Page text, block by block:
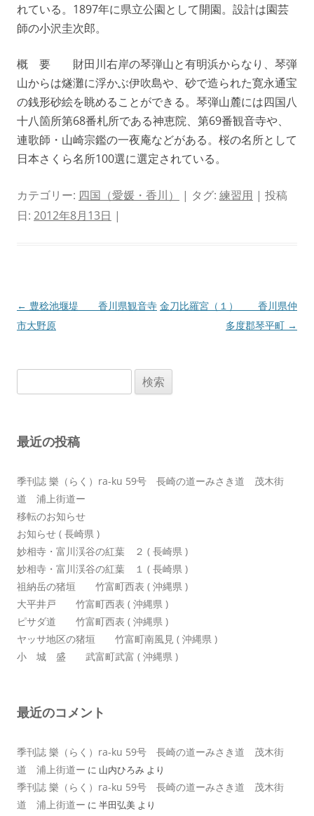
れている。1897年に県立公園として開園。設計は園芸
師の小沢圭次郎。
概 要 財田川右岸の琴弾山と有明浜からなり、琴弾
山からは燧灘に浮かぶ伊吹島や、砂で造られた寛永通宝
の銭形砂絵を眺めることができる。琴弾山麓には四国八
十八箇所第68番札所である神恵院、第69番観音寺や、
連歌師・山崎宗鑑の一夜庵などがある。桜の名所として
日本さくら名所100選に選定されている。
カテゴリー: 四国（愛媛・香川） | タグ: 練習用 | 投稿
日: 2012年8月13日 |
投
稿
ョ
← 豊稔池堰堤 香川県観音寺
市大野原
金刀比羅宮（１） 香川県仲
多度郡琴平町 →
索:
最近の投稿
季刊誌 樂（らく）ra-ku 59号 長崎の道ーみさき道 茂木街
道 浦上街道ー
移転のお知らせ
お知らせ ( 長崎県 )
妙相寺・富川渓谷の紅葉 ２ ( 長崎県 )
妙相寺・富川渓谷の紅葉 １ ( 長崎県 )
祖納岳の猪垣 竹富町西表 ( 沖縄県 )
大平井戸 竹富町西表 ( 沖縄県 )
ピサダ道 竹富町西表 ( 沖縄県 )
ヤッサ地区の猪垣 竹富町南風見 ( 沖縄県 )
小 城 盛 武富町武富 ( 沖縄県 )
最近のコメント
季刊誌 樂（らく）ra-ku 59号 長崎の道ーみさき道 茂木街
道 浦上街道ー に 山内ひろみ より
季刊誌 樂（らく）ra-ku 59号 長崎の道ーみさき道 茂木街
道 浦上街道ー に 半田弘美 より